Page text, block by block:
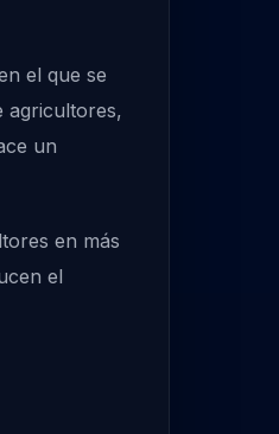
el que se
agricultores,
un
en más
el